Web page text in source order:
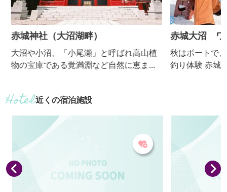
赤城神社（大沼湖畔）
大沼や小沼、「小尾瀬」と呼ばれ高山植
物の宝庫である覚満淵など自然に恵まれ
くから女性の願いを叶え、お参りすると
美しい子供を授かると云われています。
赤城大沼 ワ
秋はボートで
釣り体験 赤城大沼の厚い氷に穴をあけて
できます。 レ
店の方や常連
ので初心者で
赤城山のワカ
イなどにして
分で釣ったワ
近くの宿泊施設